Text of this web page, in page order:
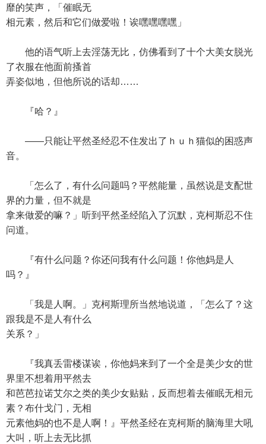
靡的笑声，「催眠无
相元素，然后和它们做爱啦！诶嘿嘿嘿嘿」
他的语气听上去淫荡无比，仿佛看到了十个大美女脱光
了衣服在他面前搔首
弄姿似地，但他所说的话却……
『哈？』
——只能让平然圣经忍不住发出了ｈｕｈ猫似的困惑声
音。
「怎么了，有什么问题吗？平然能量，虽然说是支配世
界的力量，但不就是
拿来做爱的嘛？」听到平然圣经陷入了沉默，克柯斯忍不住
问道。
『有什么问题？你还问我有什么问题！你他妈是人
吗？』
「我是人啊。」克柯斯理所当然地说道，「怎么了？这
跟我是不是人有什么
关系？」
『我真丢雷楼谋诶，你他妈来到了一个全是美少女的世
界里不想着用平然去
和芭芭拉诺艾尔之类的美少女贴贴，反而想着去催眠无相元
素？布什戈门，无相
元素他妈的也不是人啊！』平然圣经在克柯斯的脑海里大吼
大叫，听上去无比抓